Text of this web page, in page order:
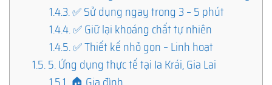
1.4.3.✅ Sử dụng ngay trong 3 – 5 phút
1.4.4.✅ Giữ lại khoáng chất tự nhiên
1.4.5.✅ Thiết kế nhỏ gọn – Linh hoạt
1.5.5. Ứng dụng thực tế tại Ia Krái, Gia Lai